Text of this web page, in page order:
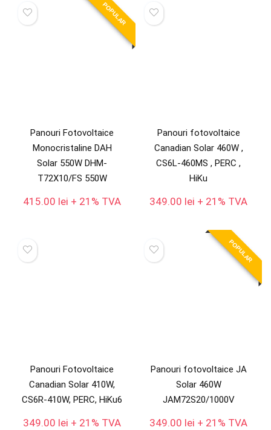
POPULAR
Panouri Fotovoltaice
Monocristaline DAH
Solar 550W DHM-
T72X10/FS 550W
415.00 lei + 21% TVA
Panouri fotovoltaice
Canadian Solar 460W ,
CS6L-460MS , PERC ,
HiKu
349.00 lei + 21% TVA
Panouri Fotovoltaice
Canadian Solar 410W,
CS6R-410W, PERC, HiKu6
349.00 lei + 21% TVA
POPULAR
Panouri fotovoltaice JA
Solar 460W
JAM72S20/1000V
349.00 lei + 21% TVA